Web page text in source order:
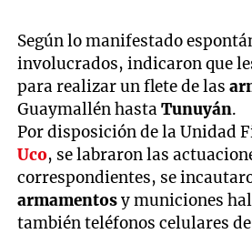
Según lo manifestado
involucrados, indicaron que
para realizar un flete de las
Guaymallén hastaTunuyán.
Por disposición de la Unidad
Uco, se labraron las
correspondientes, se
armamentosy municiones
también teléfonos celulares